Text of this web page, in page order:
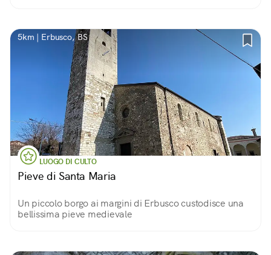
5km | Erbusco, BS
LUOGO DI CULTO
Pieve di Santa Maria
Un piccolo borgo ai margini di Erbusco custodisce una
bellissima pieve medievale